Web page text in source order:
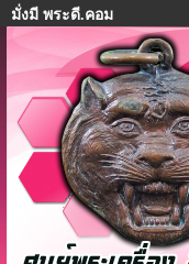
มั่งมี พระดี.คอม